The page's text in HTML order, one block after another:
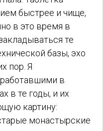
быстрее и чище,
в это время в
те
базы, эхо
пор. Я
в
в те годы, и их
картину:
монастырские